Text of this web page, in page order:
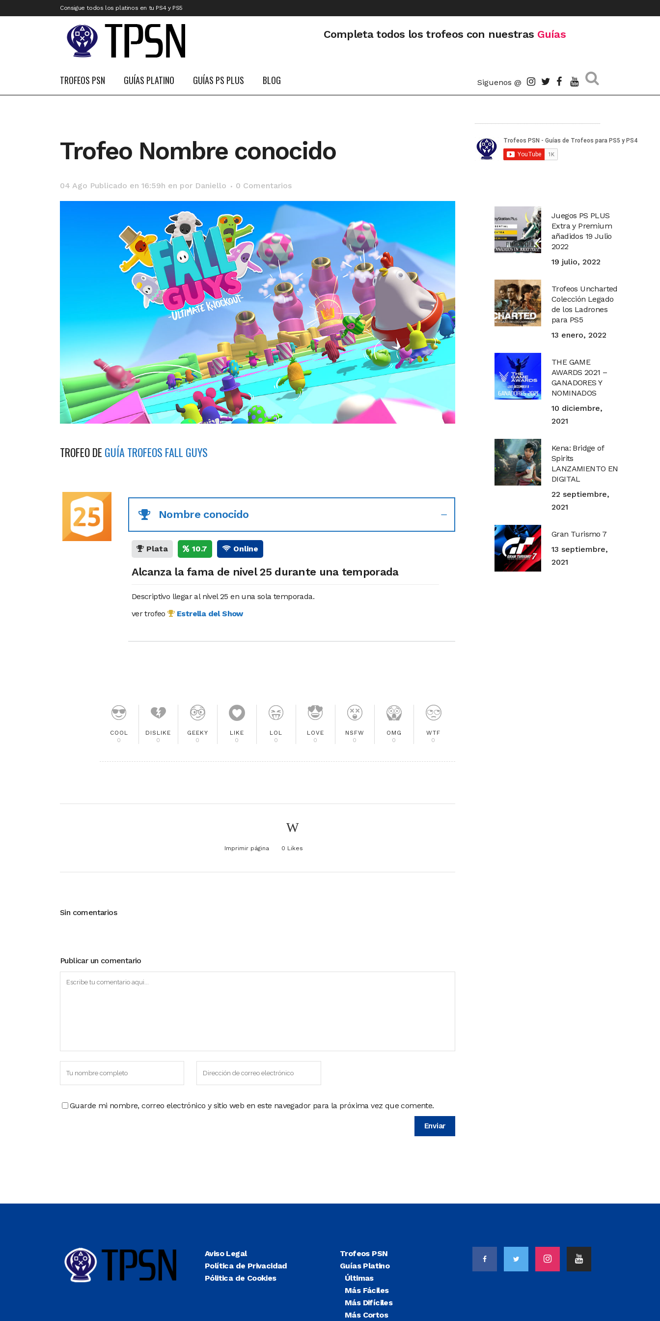
Consigue todos los platinos en tu PS4 y PS5
Completa todos los trofeos con nuestras Guías
TROFEOS PSN GUÍAS PLATINO GUÍAS PS PLUS BLOG Siguenos @
Trofeo Nombre conocido
04 Ago Publicado en 16:59h en por Daniello 0 Comentarios
TROFEO DE GUÍA TROFEOS FALL GUYS
Nombre conocido
Plata 10.7 Online
Alcanza la fama de nivel 25 durante una temporada
Descriptivo llegar al nivel 25 en una sola temporada.
ver trofeo
Estrella del Show
COOL
0
DISLIKE
0
GEEKY
0
LIKE
0
LOL
0
LOVE
0
NSFW
0
OMG
0
WTF
0
Imprimir página 0 Likes
Sin comentarios
Publicar un comentario
Guarde mi nombre, correo electrónico y sitio web en este navegador para la próxima vez que comente.
Juegos PS PLUS
Extra y Premium
añadidos 19 Julio
2022
19 julio, 2022
Trofeos Uncharted
Colección Legado
de los Ladrones
para PS5
13 enero, 2022
THE GAME
AWARDS 2021 –
GANADORES Y
NOMINADOS
10 diciembre,
2021
Kena: Bridge of
Spirits
LANZAMIENTO EN
DIGITAL
22 septiembre,
2021
Gran Turismo 7
13 septiembre,
2021
Aviso Legal
Política de Privacidad
Pólitica de Cookies
Trofeos PSN
Guías Platino
Últimas
Más Fáciles
Más Difíciles
Más Cortos